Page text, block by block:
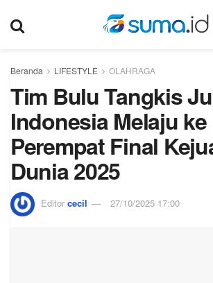
Beranda LIFESTYLE OLAHRAGA
Tim Bulu Tangkis
Indonesia Melaju ke
Perempat Final
Dunia 2025
Editor cecil 27/10/2025 17:00